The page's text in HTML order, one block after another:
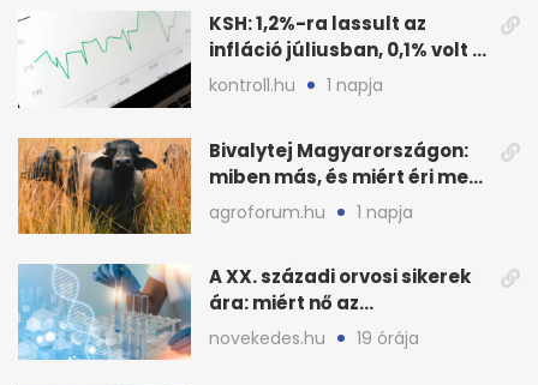
KSH: 1,2%-ra lassult az
infláció júliusban, 0,1% volt a
havi áresés
kontroll.hu 1 napja
Bivalytej Magyarországon:
miben más, és miért éri meg
feldolgozni?
agroforum.hu 1 napja
A XX. századi orvosi sikerek
ára: miért nő az
egészségügy súlya?
novekedes.hu 19 órája